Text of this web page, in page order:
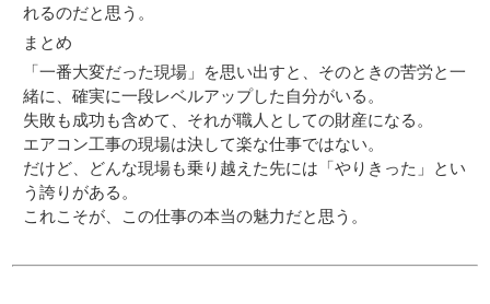
れるのだと思う。
まとめ
「一番大変だった現場」を思い出すと、そのときの苦労と一
緒に、確実に一段レベルアップした自分がいる。
失敗も成功も含めて、それが職人としての財産になる。
エアコン工事の現場は決して楽な仕事ではない。
だけど、どんな現場も乗り越えた先には「やりきった」とい
う誇りがある。
これこそが、この仕事の本当の魅力だと思う。